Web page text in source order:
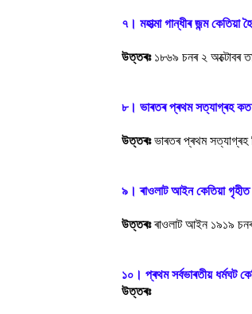
৭। মহাত্মা গান্ধীৰ জন্ম কেতিয়া
উত্তৰঃ১৮৬৯ চনৰ ২ অক্টোবৰ
৮। ভাৰতৰ প্ৰথম সত্যাগ্ৰহ
উত্তৰঃভাৰতৰ প্ৰথম সত্যাগ্ৰহ
৯। ৰাওলাট আইন কেতিয়া
উত্তৰঃৰাওলাট আইন ১৯১৯
১০। প্ৰথম সৰ্বভাৰতীয় ধৰ্মঘট
উত্তৰঃ